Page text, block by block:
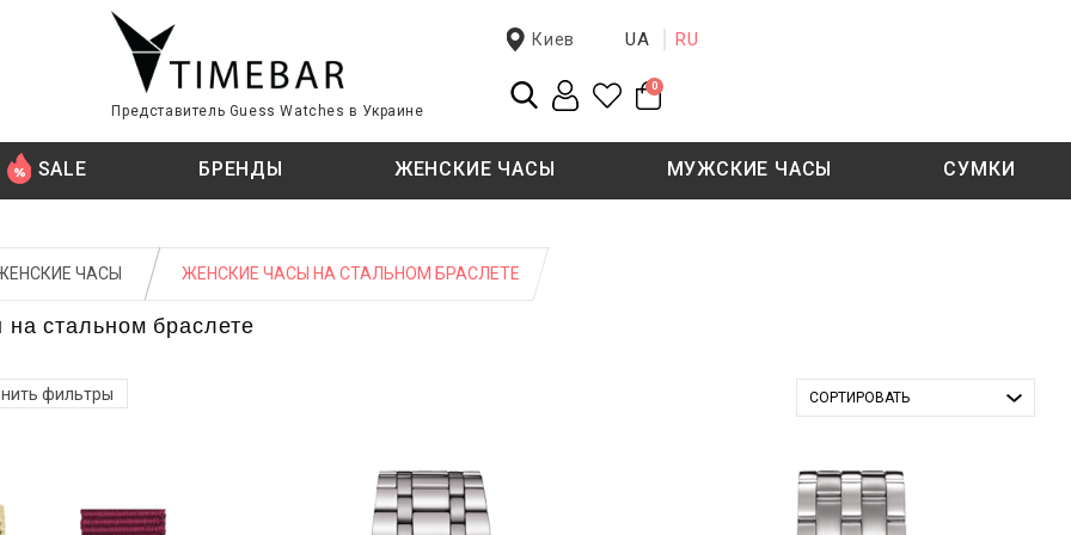
Представитель Guess Watches в Украине
Киев UA RU
0
SALE БРЕНДЫ
T
TISSOT
TIMBERLAND
WELDER
ЖЕНСКИЕ ЧАСЫ
Ремешок
МУЖСКИЕ ЧАСЫ
Ремешок
СУМКИ
ЧАСЫ ЖЕНСКИЕ ЧАСЫ НА СТАЛЬНОМ БРАСЛЕТЕ
стальном браслете
фильтры СОРТИРОВАТЬ